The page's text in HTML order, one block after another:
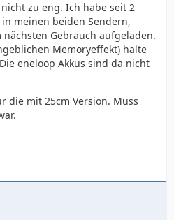
zu eng. Ich habe seit 2
meinen beiden Sendern,
Gebrauch aufgeladen.
Memoryeffekt) halte
eneloop Akkus sind da nicht
die mit 25cm Version. Muss